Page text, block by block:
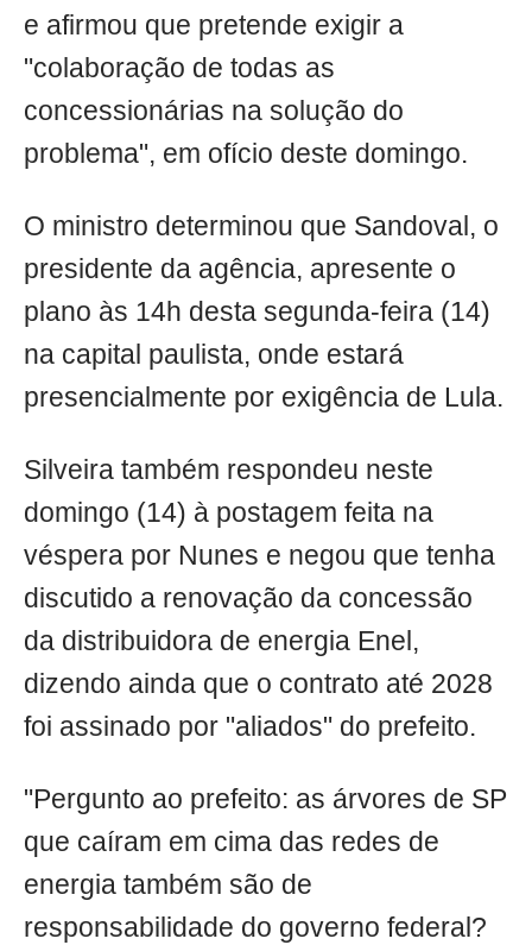
e afirmou que pretende exigir a
"colaboração de todas as
concessionárias na solução do
problema", em ofício deste domingo.
O ministro determinou que Sandoval, o
presidente da agência, apresente o
plano às 14h desta segunda-feira (14)
na capital paulista, onde estará
presencialmente por exigência de Lula.
Silveira também respondeu neste
domingo (14) à postagem feita na
véspera por Nunes e negou que tenha
discutido a renovação da concessão
da distribuidora de energia Enel,
dizendo ainda que o contrato até 2028
foi assinado por "aliados" do prefeito.
"Pergunto ao prefeito: as árvores de SP
que caíram em cima das redes de
energia também são de
responsabilidade do governo federal?